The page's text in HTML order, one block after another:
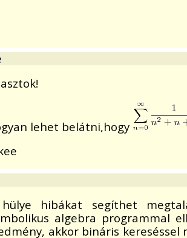
lehet belátni,hogy
hibákat segíthet
algebra programmal
akkor bináris